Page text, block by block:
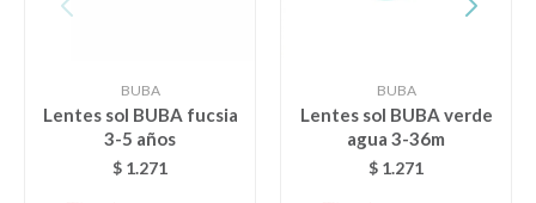
BUBA
Lentes sol BUBA fucsia
3-5 años
$ 1.271
BUBA
Lentes sol BUBA verde
agua 3-36m
$ 1.271